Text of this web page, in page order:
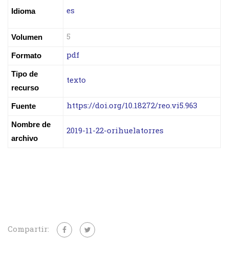
Idioma es
Volumen 5
Formato pdf
Tipo de
recurso
texto
Fuente https://doi.org/10.18272/reo.vi5.963
Nombre de
archivo
2019-11-22-orihuelatorres
Compartir: